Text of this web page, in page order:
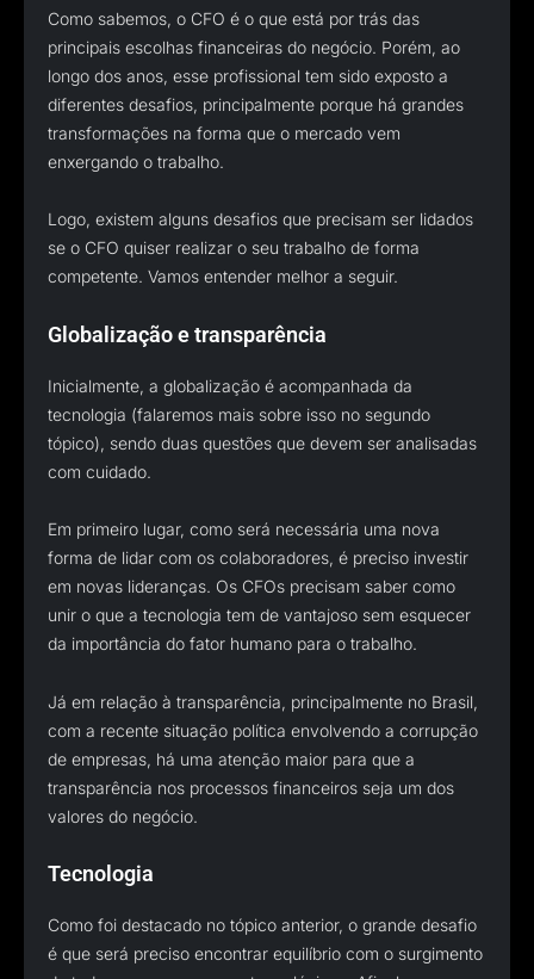
Como sabemos, o CFO é o que está por trás das
principais escolhas financeiras do negócio. Porém, ao
longo dos anos, esse profissional tem sido exposto a
diferentes desafios, principalmente porque há grandes
transformações na forma que o mercado vem
enxergando o trabalho.
Logo, existem alguns desafios que precisam ser lidados
se o CFO quiser realizar o seu trabalho de forma
competente. Vamos entender melhor a seguir.
Globalização e transparência
Inicialmente, a globalização é acompanhada da
tecnologia (falaremos mais sobre isso no segundo
tópico), sendo duas questões que devem ser analisadas
com cuidado.
Em primeiro lugar, como será necessária uma nova
forma de lidar com os colaboradores, é preciso investir
em novas lideranças. Os CFOs precisam saber como
unir o que a tecnologia tem de vantajoso sem esquecer
da importância do fator humano para o trabalho.
Já em relação à transparência, principalmente no Brasil,
com a recente situação política envolvendo a corrupção
de empresas, há uma atenção maior para que a
transparência nos processos financeiros seja um dos
valores do negócio.
Tecnologia
Como foi destacado no tópico anterior, o grande desafio
é que será preciso encontrar equilíbrio com o surgimento